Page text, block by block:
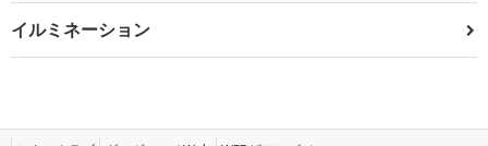
イルミネーション